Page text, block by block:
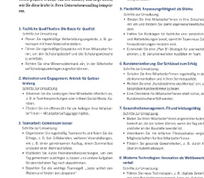
Bücher
Presse-Lounge
Kontakt